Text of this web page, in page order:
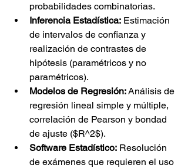
probabilidades combinatorias.
Inferencia Estadística: Estimación
de intervalos de confianza y
realización de contrastes de
hipótesis (paramétricos y no
paramétricos).
Modelos de Regresión: Análisis de
regresión lineal simple y múltiple,
correlación de Pearson y bondad
de ajuste ($R^2$).
Software Estadístico: Resolución
de exámenes que requieren el uso